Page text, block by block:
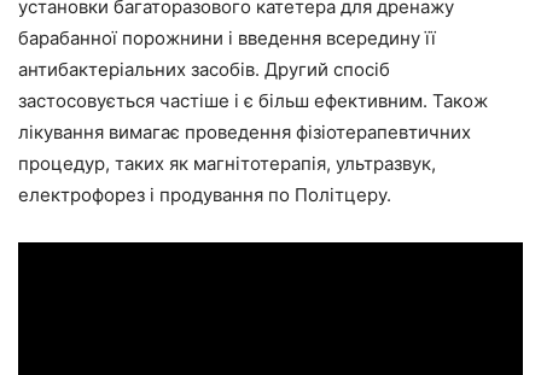
установки багаторазового катетера для дренажу
барабанної порожнини і введення всередину її
антибактеріальних засобів. Другий спосіб
застосовується частіше і є більш ефективним. Також
лікування вимагає проведення фізіотерапевтичних
процедур, таких як магнітотерапія, ультразвук,
електрофорез і продування по Політцеру.